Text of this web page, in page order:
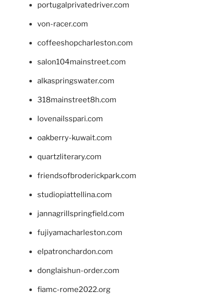
portugalprivatedriver.com
von-racer.com
coffeeshopcharleston.com
salon104mainstreet.com
alkaspringswater.com
318mainstreet8h.com
lovenailsspari.com
oakberry-kuwait.com
quartzliterary.com
friendsofbroderickpark.com
studiopiattellina.com
jannagrillspringfield.com
fujiyamacharleston.com
elpatronchardon.com
donglaishun-order.com
fiamc-rome2022.org